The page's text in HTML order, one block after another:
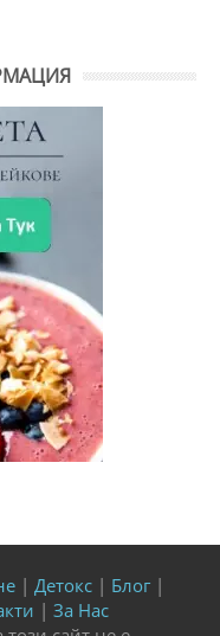
| Детокс | Блог |
| За Нас